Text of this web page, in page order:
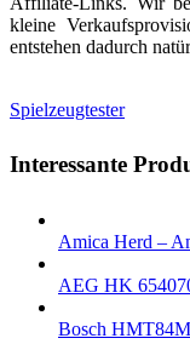
kleine
entstehen dadurch
Spielzeugtester
Interessante
Amica Herd –
AEG HK
Bosch